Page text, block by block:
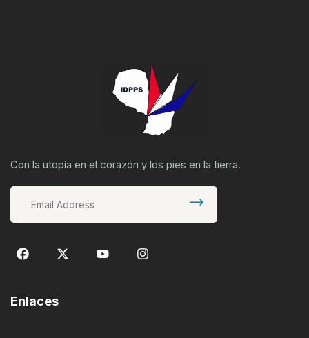
Con la utopía en el corazón y los pies en la tierra.
Enlaces